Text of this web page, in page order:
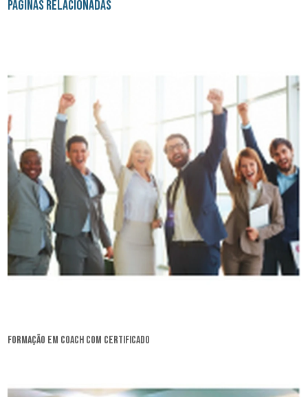
Páginas Relacionadas
formação em coach com certificado